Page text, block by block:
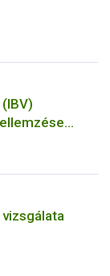
vizsgálata